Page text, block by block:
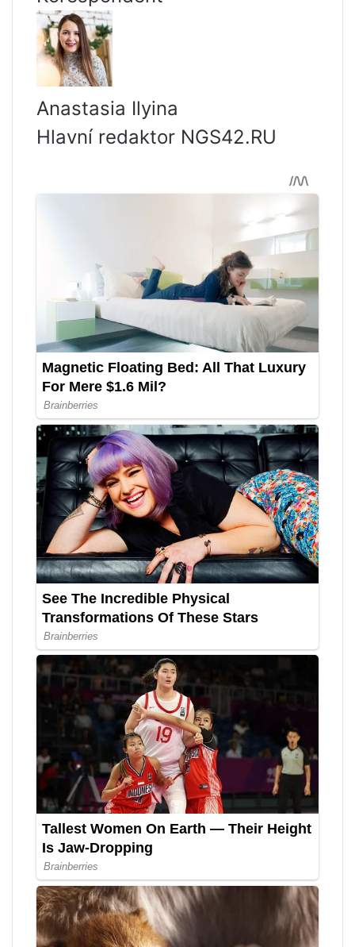
Anastasia Ilyina
Hlavní redaktor NGS42.RU